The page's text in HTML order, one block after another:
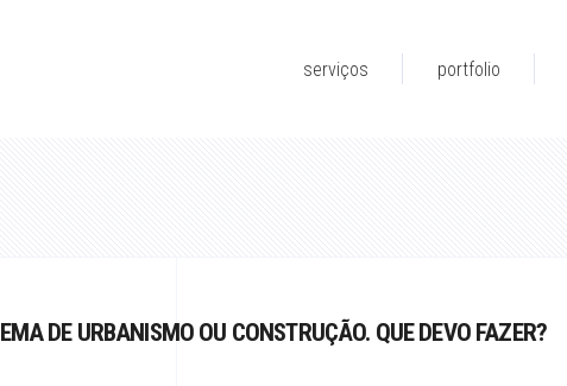
serviços portfolio
DE URBANISMO OU CONSTRUÇÃO. QUE DEVO FAZER?